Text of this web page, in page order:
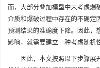
而，大部分叠加模型中未考虑爆
介质和爆破过程中存在的不确定
预测结果的准确度下降。因此，
影响，就需要建立一种考虑随机
因此，本文按照以下步骤展